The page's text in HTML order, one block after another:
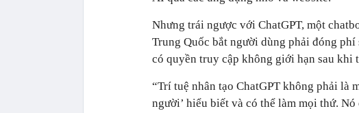
Nhưng trái ngược với ChatGPT, một
Trung Quốc bắt người dùng phải đóng
có quyền truy cập không giới hạn sau khi
“Trí tuệ nhân tạo ChatGPT không phải là
người’ hiểu biết và có thể làm mọi thứ.